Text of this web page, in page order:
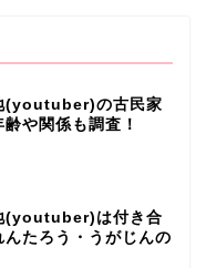
(youtuber)の古民家
や関係も調査！
(youtuber)は付き合
んたろう・うがじんの